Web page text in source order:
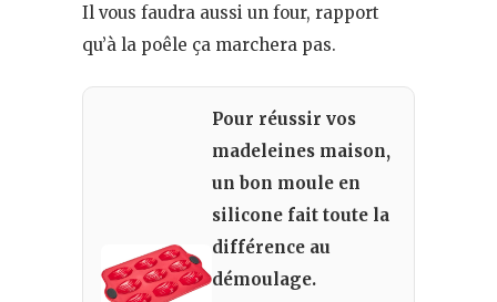
Il vous faudra aussi un four, rapport
qu’à la poêle ça marchera pas.
Pour réussir vos
madeleines maison,
un bon moule en
silicone fait toute la
différence au
démoulage.